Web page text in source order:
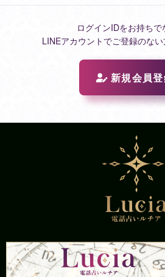
ログインIDをお持ちで
LINEアカウントでご登録のない
新規会員